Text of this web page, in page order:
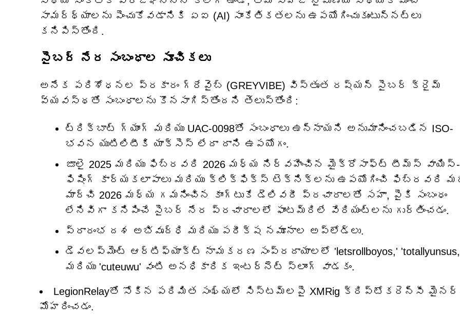
సామర్థ్యాలను పెంచుకోవడానికి ఏఐ (AI) సాంకేతికతలను ఉపయోగించుకుంటున్నట్లు
కనిపిస్తోంది.
సైబర్ నేర సంబంధాల సూచికలు
అనేక పరిశోధనల ప్రకారం గ్రేవైబ్ (GREYVIBE) విస్తృత రష్యన్ సైబర్ క్రైమ్
వ్యవస్థతో సంబంధాలను కొనసాగిస్తోందని తెలుస్తోంది:
ట్రిక్‌బాట్ గ్యాంగ్ మరియు UAC-0098తో సంబంధాలు ఉన్నాయని అనుమానించబడిన ISO-
భవన యుటిలిటీకి యాక్సెస్ లేదా దాని ఉపయోగం.
జూలై 2025 మరియు ఫిబ్రవరి 2026 మధ్య నిర్వహించిన మైక్రోసాఫ్ట్ టీమ్స్ వాయిస్-
ఫిషింగ్ కార్యకలాపాలు మరియు క్లిక్‌ఫిక్స్ టెక్నిక్‌లను ఉపయోగించి ఫిబ్రవరి
మార్చి 2026 మధ్య గమనించిన కాంగ్‌టుకే డెలివరీ ప్రచారాలతో సహా, పైకి సంబంధం
లేనివిగా కనిపించే సైబర్ నేర ప్రచారాలలో ఫాంటమ్‌రిలే వేరియంట్‌లను గుర్తించడం.
ప్రారంభ దశ అభివృద్ధి మరియు పరీక్ష నమూనాల అప్‌లోడ్‌లు.
డెవలప్‌మెంట్ ఆర్టిఫ్యాక్ట్ నామకరణ సంప్రదాయాలలో 'letsrollboyos,'
మరియు 'cuteuwu' వంటి అనధికారిక ఇంటర్నెట్ స్లాంగ్ వాడకం.
LegionRelayతో సోకిన పరిమిత సంఖ్యలో సిస్టమ్‌లపై XMRig క్రిప్టోకరెన్సీ
మోహరించడం.